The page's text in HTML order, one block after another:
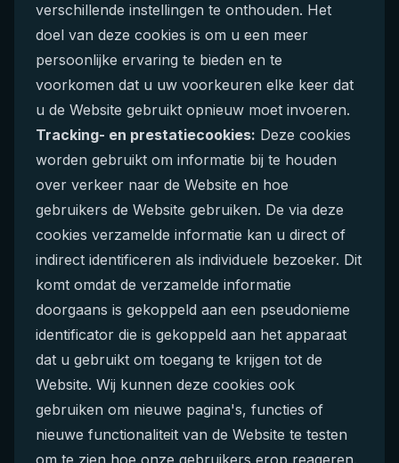
verschillende instellingen te onthouden. Het
doel van deze cookies is om u een meer
persoonlijke ervaring te bieden en te
voorkomen dat u uw voorkeuren elke keer dat
u de Website gebruikt opnieuw moet invoeren.
Tracking- en prestatiecookies: Deze cookies
worden gebruikt om informatie bij te houden
over verkeer naar de Website en hoe
gebruikers de Website gebruiken. De via deze
cookies verzamelde informatie kan u direct of
indirect identificeren als individuele bezoeker. Dit
komt omdat de verzamelde informatie
doorgaans is gekoppeld aan een pseudonieme
identificator die is gekoppeld aan het apparaat
dat u gebruikt om toegang te krijgen tot de
Website. Wij kunnen deze cookies ook
gebruiken om nieuwe pagina's, functies of
nieuwe functionaliteit van de Website te testen
om te zien hoe onze gebruikers erop reageren.